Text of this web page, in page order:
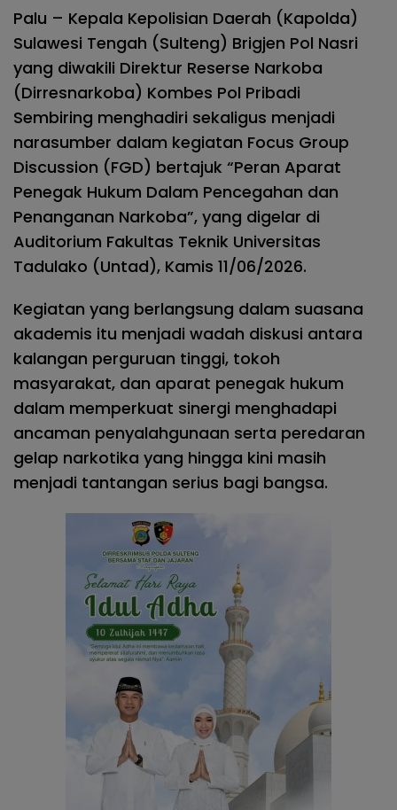
Palu – Kepala Kepolisian Daerah (Kapolda)
Sulawesi Tengah (Sulteng) Brigjen Pol Nasri
yang diwakili Direktur Reserse Narkoba
(Dirresnarkoba) Kombes Pol Pribadi
Sembiring menghadiri sekaligus menjadi
narasumber dalam kegiatan Focus Group
Discussion (FGD) bertajuk “Peran Aparat
Penegak Hukum Dalam Pencegahan dan
Penanganan Narkoba”, yang digelar di
Auditorium Fakultas Teknik Universitas
Tadulako (Untad), Kamis 11/06/2026.
Kegiatan yang berlangsung dalam suasana
akademis itu menjadi wadah diskusi antara
kalangan perguruan tinggi, tokoh
masyarakat, dan aparat penegak hukum
dalam memperkuat sinergi menghadapi
ancaman penyalahgunaan serta peredaran
gelap narkotika yang hingga kini masih
menjadi tantangan serius bagi bangsa.